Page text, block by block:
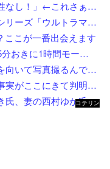
【緊急】野原みさえ「安月給の甲斐性なし！」←これさぁ…w w w w w w w
【ウルトラマン】ウルトラヒーローシリーズ「ウルトラマン (1973ver.) 」「ウルトラマンタロウ ファイティングポーズver.」ソフビ【予約開始】
ここが一番出会えます
遅刻魔の従兄弟から「毎朝7時から15分おきに1時間モーニングコールしろ」と要求された→10年近く交流もないのに母親代わりを求めてくる厚かましさにイライラ・・・
【画像】ぼうけつ「えっ、私だけ横を向いて写真撮るんですか？！」→結果w w w w w w w w
【緊急】俺たちの水原一平、衝撃の事実がここにきて判明！！一発逆転へ！！←これw w w w w w w w w
【衝撃】新党結成報じられたひろゆき氏、妻の西村ゆか氏がＸで激怒してしまうw w w w w w w w w
コテリン